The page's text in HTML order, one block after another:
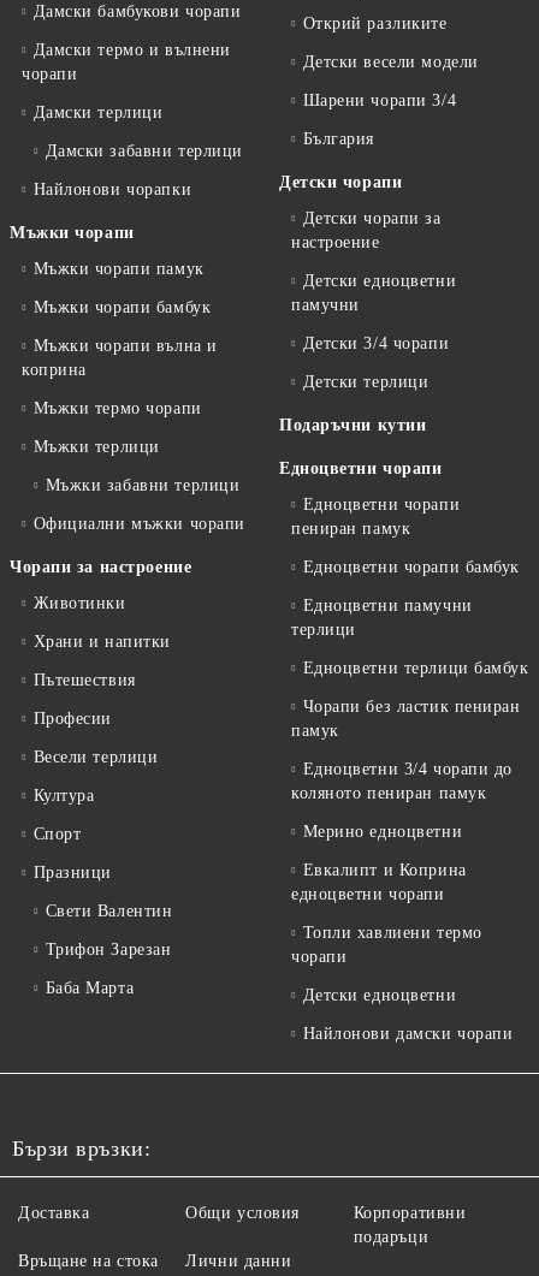
Дамски бамбукови чорапи
Дамски термо и вълнени
чорапи
Дамски терлици
Дамски забавни терлици
Найлонови чорапки
Мъжки чорапи
Мъжки чорапи памук
Мъжки чорапи бамбук
Мъжки чорапи вълна и
коприна
Мъжки термо чорапи
Мъжки терлици
Мъжки забавни терлици
Официални мъжки чорапи
Чорапи за настроение
Животинки
Храни и напитки
Пътешествия
Професии
Весели терлици
Култура
Спорт
Празници
Свети Валентин
Трифон Зарезан
Баба Марта
Открий разликите
Детски весели модели
Шарени чорапи 3/4
България
Детски чорапи
Детски чорапи за
настроение
Детски едноцветни
памучни
Детски 3/4 чорапи
Детски терлици
Подаръчни кутии
Едноцветни чорапи
Едноцветни чорапи
пениран памук
Едноцветни чорапи бамбук
Едноцветни памучни
терлици
Едноцветни терлици бамбук
Чорапи без ластик пениран
памук
Едноцветни 3/4 чорапи до
коляното пениран памук
Мерино едноцветни
Евкалипт и Коприна
едноцветни чорапи
Топли хавлиени термо
чорапи
Детски едноцветни
Найлонови дамски чорапи
Бързи връзки:
Доставка
Връщане на стока
Общи условия
Лични данни
Корпоративни
подаръци